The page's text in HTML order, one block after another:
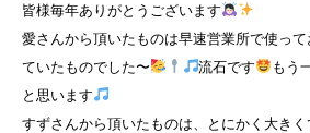
皆様毎年ありがとうございます
愛さんから頂いたものは早速営業所で使って
ていたものでした〜
流石です
もう
と思います
すずさんから頂いたものは、とにかく大きく